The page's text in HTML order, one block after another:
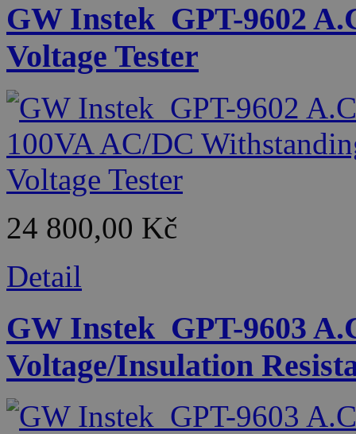
GW Instek_GPT-9602
Voltage Tester
24 800,00 Kč
Detail
GW Instek_GPT-9603
Voltage/Insulation